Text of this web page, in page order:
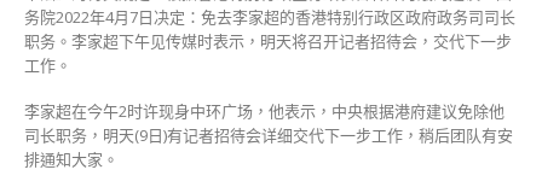
作〉
中
务院2022年4月7日决定：免去李家超的香港特别行政区政府政务司司长
职务。李家超下午见传媒时表示，明天将召开记者招待会，交代下一步
工作。
李家超在今午2时许现身中环广场，他表示，中央根据港府建议免除他
司长职务，明天(9日)有记者招待会详细交代下一步工作，稍后团队有安
排通知大家。